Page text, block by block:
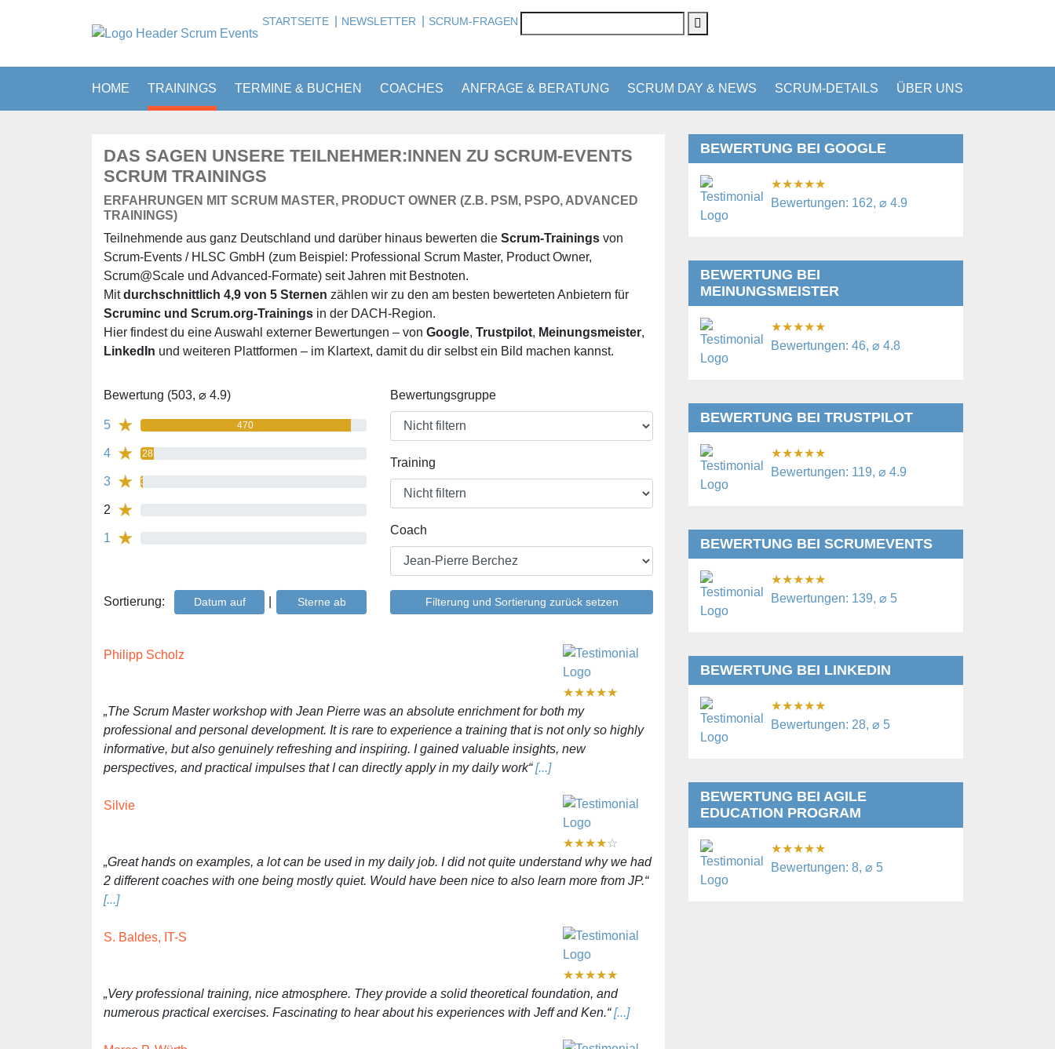
STARTSEITE NEWSLETTER SCRUM-FRAGEN
HOME TRAININGS TERMINE & BUCHEN COACHES ANFRAGE & BERATUNG SCRUM DAY & NEWS SCRUM-DETAILS ÜBER UNS
DAS SAGEN UNSERE TEILNEHMER:INNEN ZU SCRUM-EVENTS
SCRUM TRAININGS
ERFAHRUNGEN MIT SCRUM MASTER, PRODUCT OWNER (Z.B. PSM, PSPO, ADVANCED
TRAININGS)
Teilnehmende aus ganz Deutschland und darüber hinaus bewerten die Scrum-Trainings von
Scrum-Events / HLSC GmbH (zum Beispiel: Professional Scrum Master, Product Owner,
Scrum@Scale und Advanced-Formate) seit Jahren mit Bestnoten.
Mitdurchschnittlich 4,9 von 5 Sternen zählen wir zu den am besten bewerteten Anbietern für
Scruminc und Scrum.org-Trainings in der DACH-Region.
Hier findest du eine Auswahl externer Bewertungen – von Google, Trustpilot, Meinungsmeister,
LinkedIn und weiteren Plattformen – im Klartext, damit du dir selbst ein Bild machen kannst.
Bewertung (503, ⌀ 4.9)
5 ★ 470
4 ★ 28
3 ★ 3
2 ★
1 ★
Bewertungsgruppe
Training
Coach
Sortierung: Datum auf Sterne ab Filterung und Sortierung zurück setzen
Philipp Scholz
★★★★★
„The Scrum Master workshop with Jean Pierre was an absolute enrichment for both my
professional and personal development. It is rare to experience a training that is not only so highly
informative, but also genuinely refreshing and inspiring. I gained valuable insights, new
perspectives, and practical impulses that I can directly apply in my daily work“[...]
Silvie
★★★★☆
„Great hands on examples, a lot can be used in my daily job. I did not quite understand why we had
2 different coaches with one being mostly quiet. Would have been nice to also learn more from JP.“
[...]
S. Baldes, IT-S
★★★★★
„Very professional training, nice atmosphere. They provide a solid theoretical foundation, and
numerous practical exercises. Fascinating to hear about his experiences with Jeff and Ken.“[...]
BEWERTUNG BEI GOOGLE
★★★★★
Bewertungen: 162, ⌀ 4.9
BEWERTUNG BEI
MEINUNGSMEISTER
★★★★★
Bewertungen: 46, ⌀ 4.8
BEWERTUNG BEI TRUSTPILOT
★★★★★
Bewertungen: 119, ⌀ 4.9
BEWERTUNG BEI SCRUMEVENTS
★★★★★
Bewertungen: 139, ⌀ 5
BEWERTUNG BEI LINKEDIN
★★★★★
Bewertungen: 28, ⌀ 5
BEWERTUNG BEI AGILE
EDUCATION PROGRAM
★★★★★
Bewertungen: 8, ⌀ 5